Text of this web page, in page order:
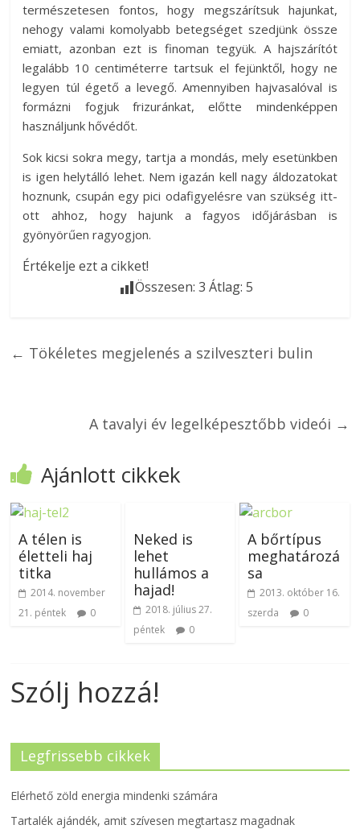
természetesen fontos, hogy megszárítsuk hajunkat,
nehogy valami komolyabb betegséget szedjünk össze
emiatt, azonban ezt is finoman tegyük. A hajszárítót
legalább 10 centiméterre tartsuk el fejünktől, hogy ne
legyen túl égető a levegő. Amennyiben hajvasalóval is
formázni fogjuk frizuránkat, előtte mindenképpen
használjunk hővédőt.
Sok kicsi sokra megy, tartja a mondás, mely esetünkben
is igen helytálló lehet. Nem igazán kell nagy áldozatokat
hoznunk, csupán egy pici odafigyelésre van szükség itt-
ott ahhoz, hogy hajunk a fagyos időjárásban is
gyönyörűen ragyogjon.
Értékelje ezt a cikket!
Összesen:3 Átlag:5
← Tökéletes megjelenés a szilveszteri bulin
A tavalyi év legelképesztőbb videói →
Ajánlott cikkek
A télen is
életteli haj
titka
2014. november
21. péntek
0
Neked is
lehet
hullámos a
hajad!
2018. július 27.
péntek
0
A bőrtípus
meghatározá
sa
2013. október 16.
szerda
0
Szólj hozzá!
Legfrissebb cikkek
Elérhető zöld energia mindenki számára
Tartalék ajándék, amit szívesen megtartasz magadnak